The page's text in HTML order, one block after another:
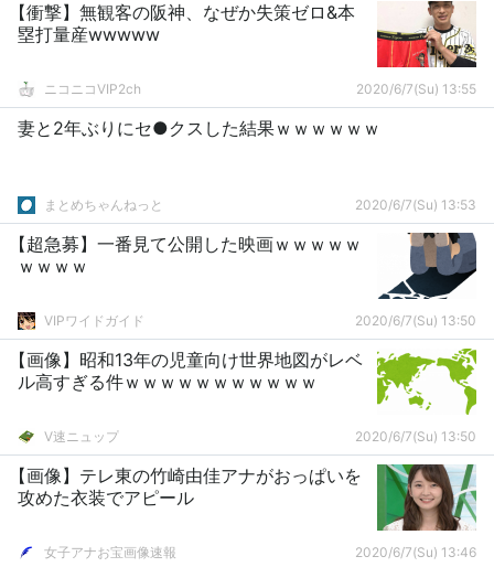
【衝撃】無観客の阪神、なぜか失策ゼロ&本
塁打量産wwwww
ニコニコVIP2ch 2020/6/7(Su) 13:55
妻と2年ぶりにセ●クスした結果ｗｗｗｗｗｗ
まとめちゃんねっと 2020/6/7(Su) 13:53
【超急募】一番見て公開した映画ｗｗｗｗｗ
ｗｗｗｗ
VIPワイドガイド 2020/6/7(Su) 13:50
【画像】昭和13年の児童向け世界地図がレベ
ル高すぎる件ｗｗｗｗｗｗｗｗｗｗｗ
V速ニュップ 2020/6/7(Su) 13:50
【画像】テレ東の竹崎由佳アナがおっぱいを
攻めた衣装でアピール
女子アナお宝画像速報 2020/6/7(Su) 13:46